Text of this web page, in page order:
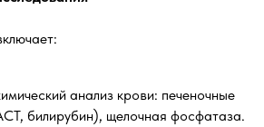
анализ крови: печеночные
билирубин), щелочная фосфатаза.